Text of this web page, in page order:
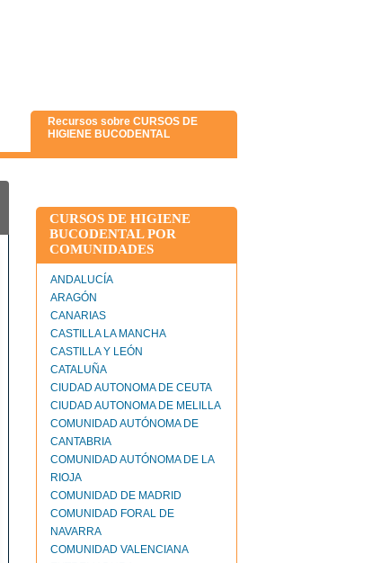
Recursos sobre CURSOS DE
HIGIENE BUCODENTAL
CURSOS DE HIGIENE
BUCODENTAL POR
COMUNIDADES
ANDALUCÍA
ARAGÓN
CANARIAS
CASTILLA LA MANCHA
CASTILLA Y LEÓN
CATALUÑA
CIUDAD AUTONOMA DE CEUTA
CIUDAD AUTONOMA DE MELILLA
COMUNIDAD AUTÓNOMA DE
CANTABRIA
COMUNIDAD AUTÓNOMA DE LA
RIOJA
COMUNIDAD DE MADRID
COMUNIDAD FORAL DE
NAVARRA
COMUNIDAD VALENCIANA